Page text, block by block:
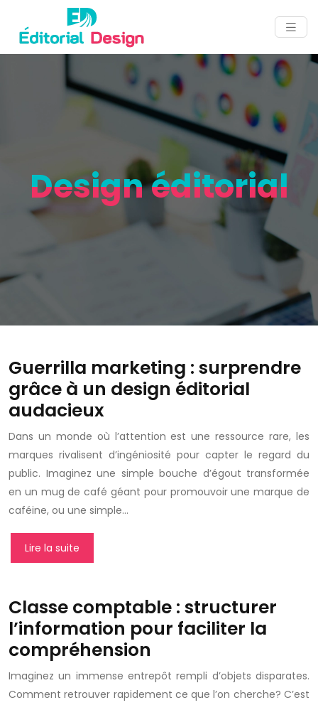
Design éditorial
Guerrilla marketing : surprendre
grâce à un design éditorial
audacieux
Dans un monde où l’attention est une ressource rare, les
marques rivalisent d’ingéniosité pour capter le regard du
public. Imaginez une simple bouche d’égout transformée
en un mug de café géant pour promouvoir une marque de
caféine, ou une simple…
Lire la suite
Classe comptable : structurer
l’information pour faciliter la
compréhension
Imaginez un immense entrepôt rempli d’objets disparates.
Comment retrouver rapidement ce que l’on cherche? C’est